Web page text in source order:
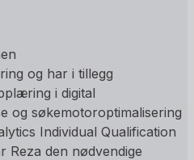
og har i tillegg
i digital
og søkemotoroptimalisering
Individual Qualification
Reza den nødvendige